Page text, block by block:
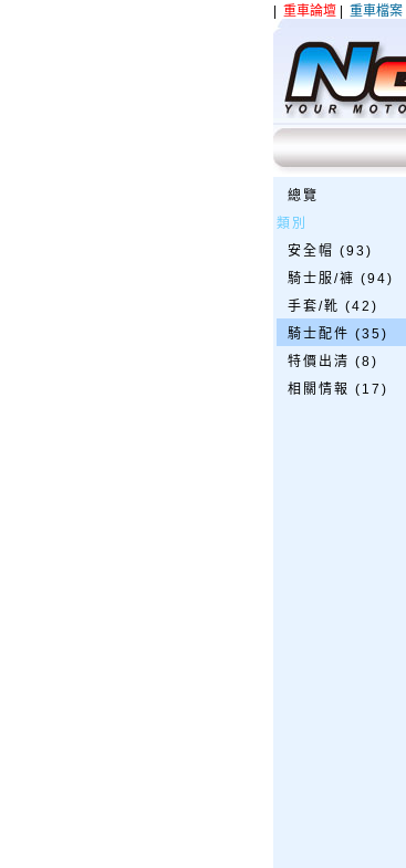
重車論壇 重車檔案
總覽
類別
安全帽 (93)
騎士服/褲 (94)
手套/靴 (42)
騎士配件 (35)
特價出清 (8)
相關情報 (17)